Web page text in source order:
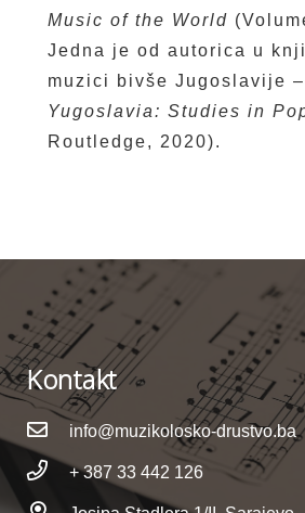
Music of the World
Jedna je od autorica u
muzici bivše Jugoslavije –
Yugoslavia: Studies in
Routledge, 2020).
Kontakt
info@muzikolosko-drustvo.ba
+ 387 33 442 126